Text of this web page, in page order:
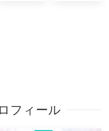
フィール